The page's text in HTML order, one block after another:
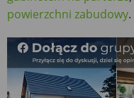
powierzchni zabudowy.